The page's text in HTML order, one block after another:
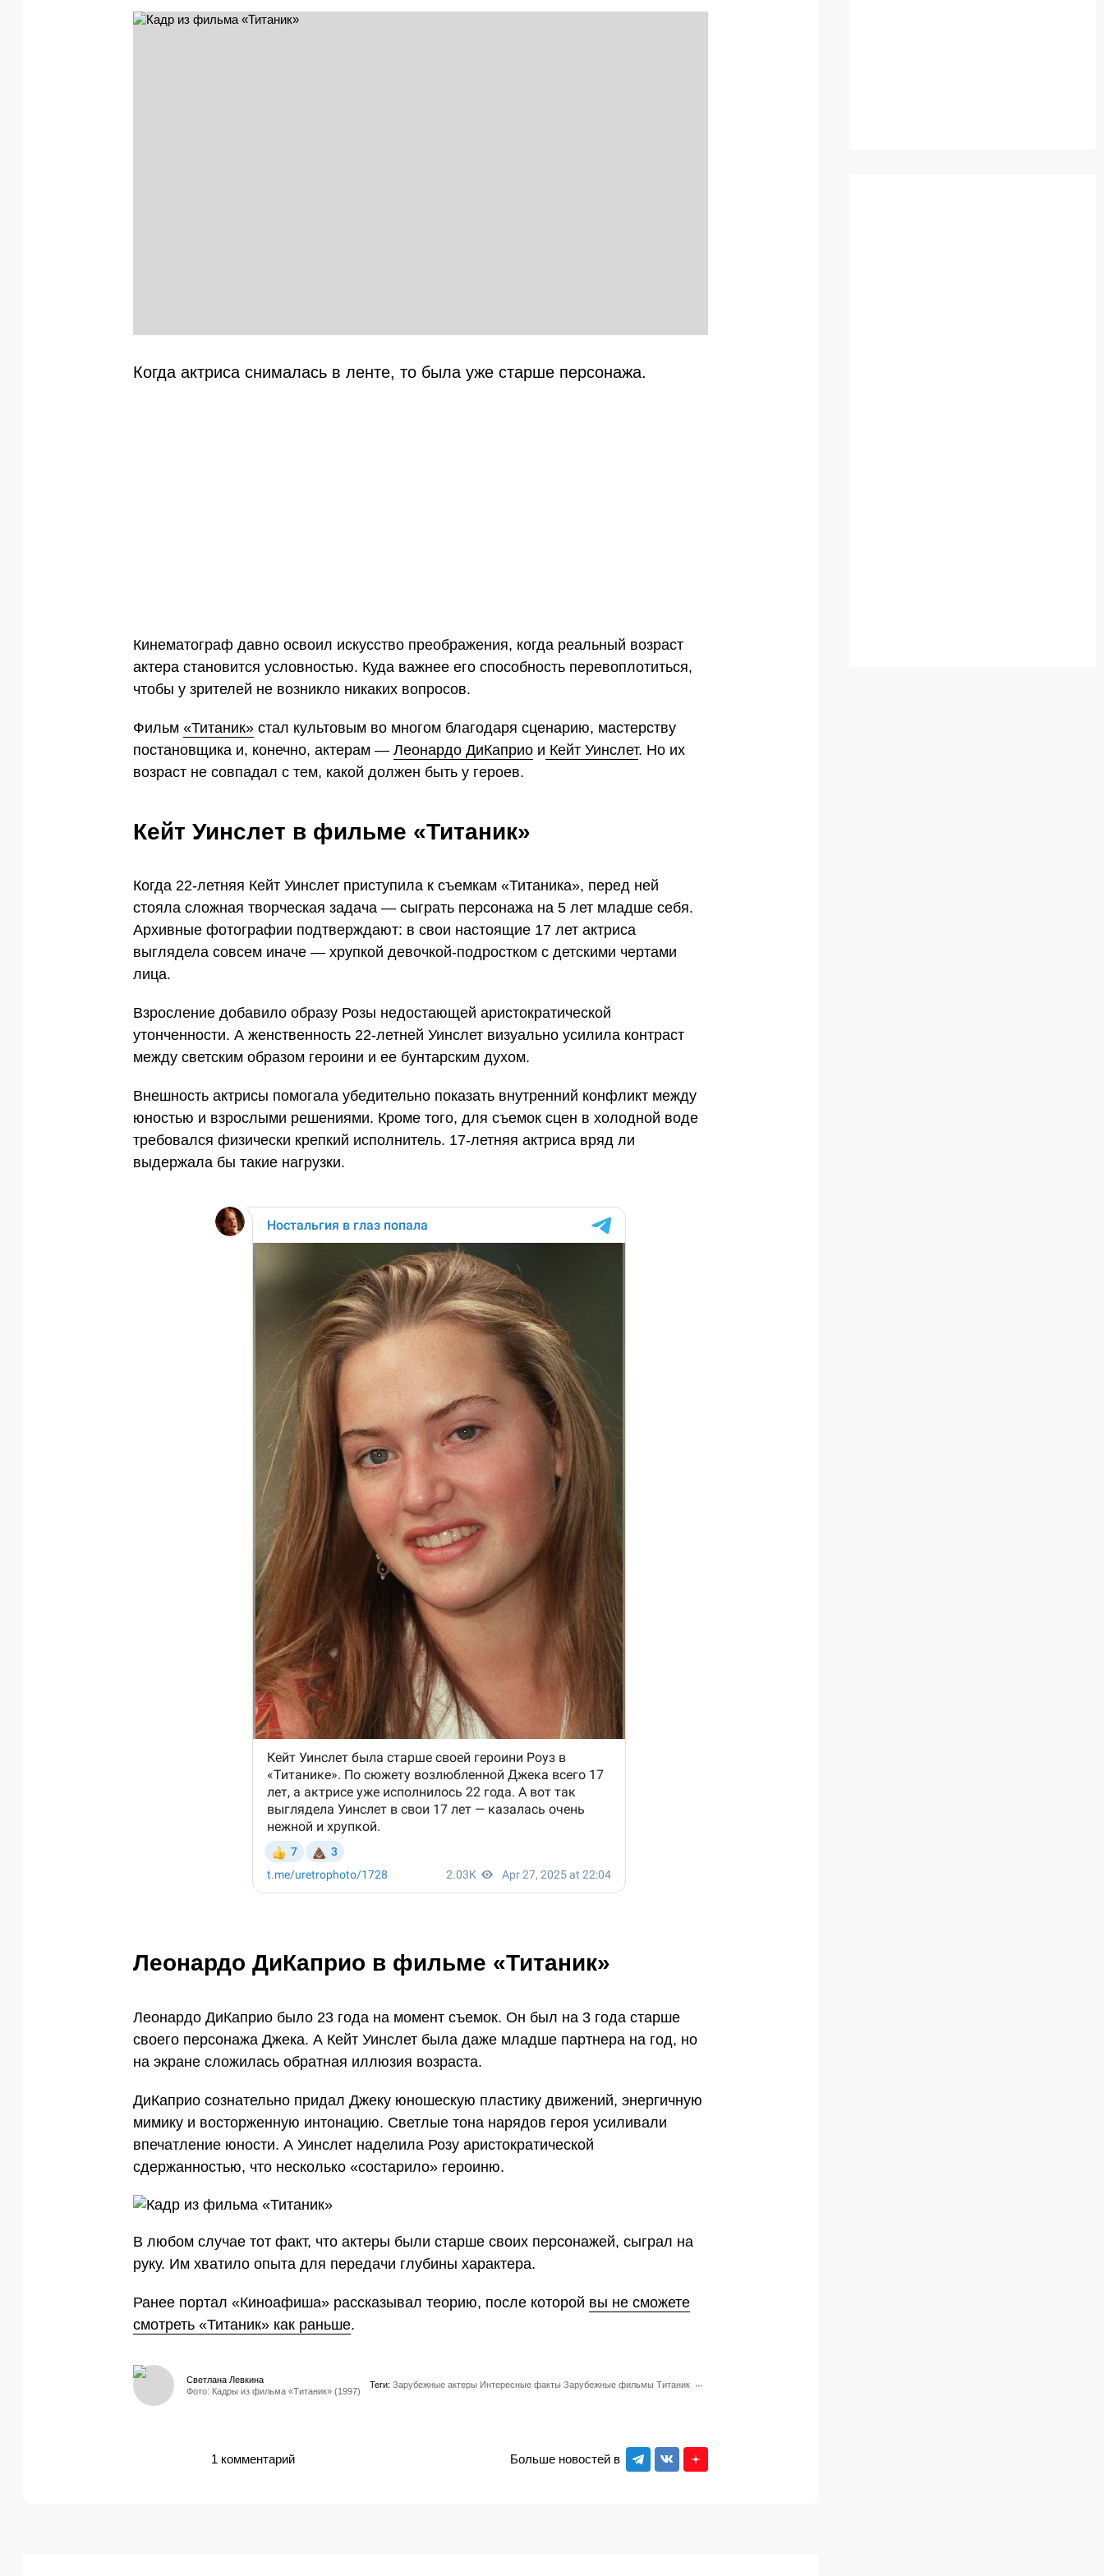
Когда актриса снималась в ленте, то была уже старше персонажа.
Кинематограф давно освоил искусство преображения, когда реальный возраст
актера становится условностью. Куда важнее его способность перевоплотиться,
чтобы у зрителей не возникло никаких вопросов.
Фильм «Титаник» стал культовым во многом благодаря сценарию, мастерству
постановщика и, конечно, актерам — Леонардо ДиКаприо и Кейт Уинслет. Но их
возраст не совпадал с тем, какой должен быть у героев.
Кейт Уинслет в фильме «Титаник»
Когда 22-летняя Кейт Уинслет приступила к съемкам «Титаника», перед ней
стояла сложная творческая задача — сыграть персонажа на 5 лет младше себя.
Архивные фотографии подтверждают: в свои настоящие 17 лет актриса
выглядела совсем иначе — хрупкой девочкой-подростком с детскими чертами
лица.
Взросление добавило образу Розы недостающей аристократической
утонченности. А женственность 22-летней Уинслет визуально усилила контраст
между светским образом героини и ее бунтарским духом.
Внешность актрисы помогала убедительно показать внутренний конфликт между
юностью и взрослыми решениями. Кроме того, для съемок сцен в холодной воде
требовался физически крепкий исполнитель. 17-летняя актриса вряд ли
выдержала бы такие нагрузки.
Леонардо ДиКаприо в фильме «Титаник»
Леонардо ДиКаприо было 23 года на момент съемок. Он был на 3 года старше
своего персонажа Джека. А Кейт Уинслет была даже младше партнера на год, но
на экране сложилась обратная иллюзия возраста.
ДиКаприо сознательно придал Джеку юношескую пластику движений, энергичную
мимику и восторженную интонацию. Светлые тона нарядов героя усиливали
впечатление юности. А Уинслет наделила Розу аристократической
сдержанностью, что несколько «состарило» героиню.
В любом случае тот факт, что актеры были старше своих персонажей, сыграл на
руку. Им хватило опыта для передачи глубины характера.
Ранее портал «Киноафиша» рассказывал теорию, после которой вы не сможете
смотреть «Титаник» как раньше.
Фото: Кадры из фильма «Титаник» (1997)
Светлана Левкина
Теги: Зарубежные актеры Интересные факты Зарубежные фильмы Титаник
Больше новостей в
1 комментарий